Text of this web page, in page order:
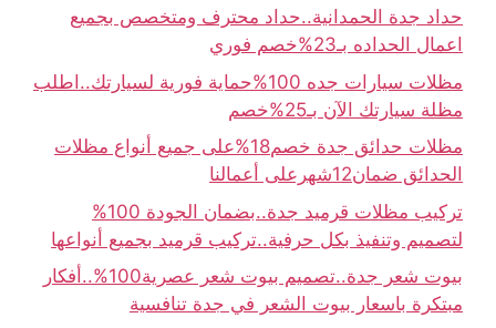
حداد جدة الحمدانية..حداد محترف ومتخصص بجميع
اعمال الحداده بـ23%خصم فوري
مظلات سيارات جده 100%حماية فورية لسيارتك..اطلب
مظلة سيارتك الآن بـ25%خصم
مظلات حدائق جدة خصم18%على جميع أنواع مظلات
الحدائق ضمان12شهرعلى أعمالنا
تركيب مظلات قرميد جدة..بضمان الجودة 100%
لتصميم وتنفيذ بكل حرفية..تركيب قرميد بجميع أنواعها
بيوت شعر جدة..تصميم بيوت شعر عصرية100%..أفكار
مبتكرة باسعار بيوت الشعر في جدة تنافسية